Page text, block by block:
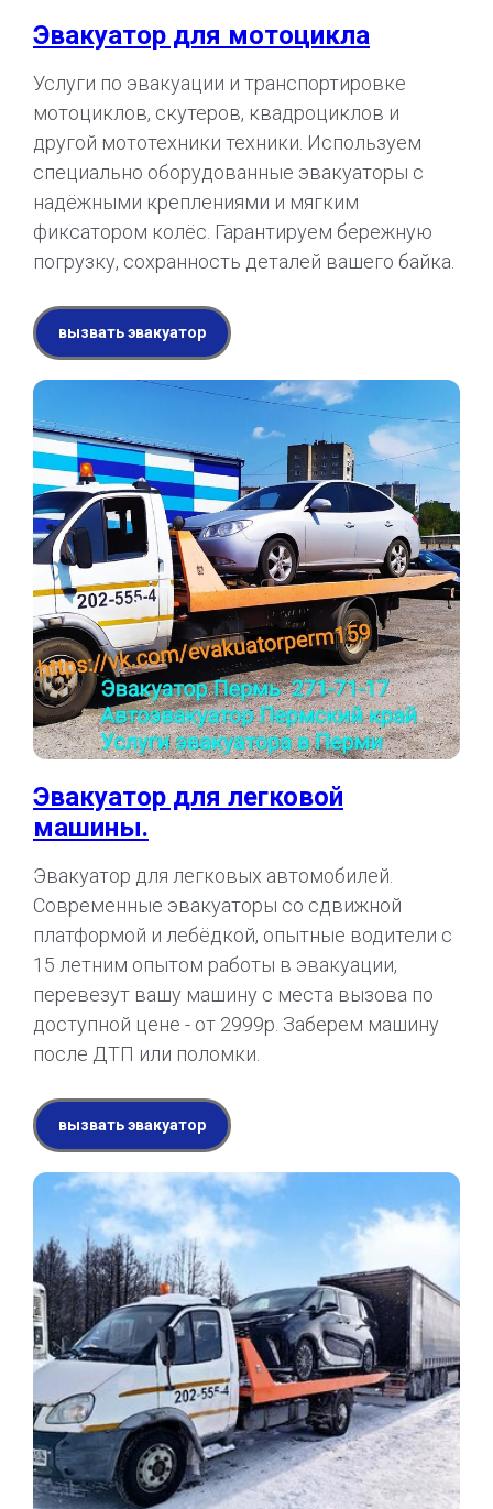
Эвакуатор для мотоцикла
Услуги по эвакуации и транспортировке
мотоциклов, скутеров, квадроциклов и
другой мототехники техники. Используем
специально оборудованные эвакуаторы с
надёжными креплениями и мягким
фиксатором колёс. Гарантируем бережную
погрузку, сохранность деталей вашего байка.
вызвать эвакуатор
Эвакуатор для легковой
машины.
Эвакуатор для легковых автомобилей.
Современные эвакуаторы со сдвижной
платформой и лебёдкой, опытные водители с
15 летним опытом работы в эвакуации,
перевезут вашу машину с места вызова по
доступной цене - от 2999р. Заберем машину
после ДТП или поломки.
вызвать эвакуатор